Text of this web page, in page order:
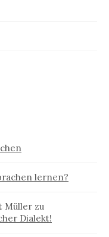
lernen?
Müller zu
Dialekt!